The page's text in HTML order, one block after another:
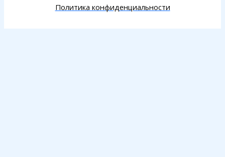
Политика конфиденциальности